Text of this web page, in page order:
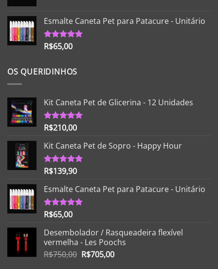
Esmalte Caneta Pet para Patacure - Unitário
Avaliação
R$65,00
OS QUERIDINHOS
Kit Caneta Pet de Glicerina - 12 Unidades
Avaliação
de 5
R$210,00
Kit Caneta Pet de Sopro - Happy Hour
Avaliação
de 5
R$139,90
Esmalte Caneta Pet para Patacure - Unitário
Avaliação
de 5
R$65,00
Desembolador / Rasqueadeira flexível
vermelha - Les Poochs
R$750,00 O
R$705,00O